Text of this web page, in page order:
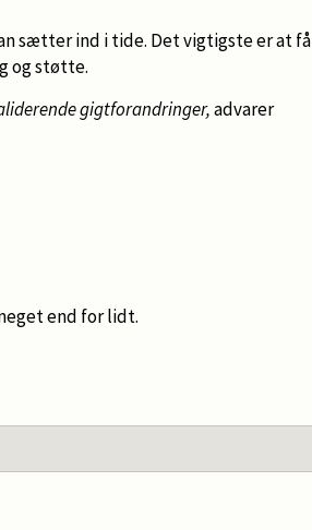
sætter ind i tide. Det vigtigste er at få
og støtte.
gigtforandringer,advarer
end for lidt.